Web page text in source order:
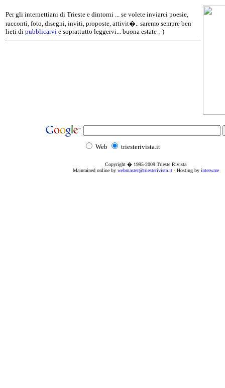
Per gli internettiani di Trieste e dintorni ... se volete inviarci poesie,
racconti, foto, disegni, inviti, proposte, attivit�.. saremo sempre ben
lieti di pubblicarvi e soprattutto leggervi... buona estate :-)
Web triesterivista.it
Copyright � 1995-2009 Trieste Rivista
Maintained online by webmaster@triesterivista.it- Hosting by interware